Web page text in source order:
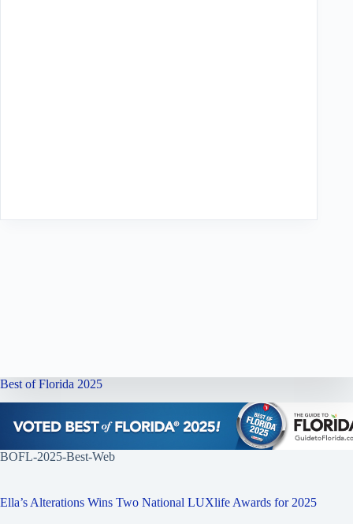
Best of Florida 2025
BOFL-2025-Best-Web
Ella’s Alterations Wins Two National LUXlife Awards for 2025